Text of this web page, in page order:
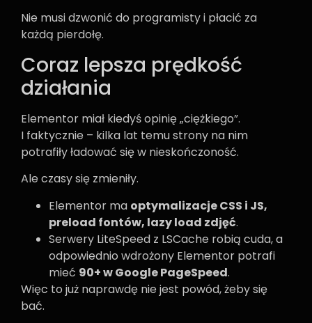
Nie musi dzwonić do programisty i płacić za
każdą pierdołę.
Coraz lepsza prędkość
działania
Elementor miał kiedyś opinię „ciężkiego”.
I faktycznie – kilka lat temu strony na nim
potrafiły ładować się w nieskończoność.
Ale czasy się zmieniły.
Elementor ma optymalizacje CSS i JS,
preload fontów, lazy load zdjęć.
Serwery LiteSpeed z LSCache robią cuda, a
odpowiednio wdrożony Elementor potrafi
mieć 90+ w Google PageSpeed.
Więc to już naprawdę nie jest powód, żeby się
bać.